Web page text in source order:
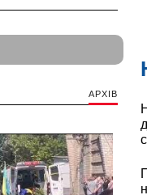
АРХІВ